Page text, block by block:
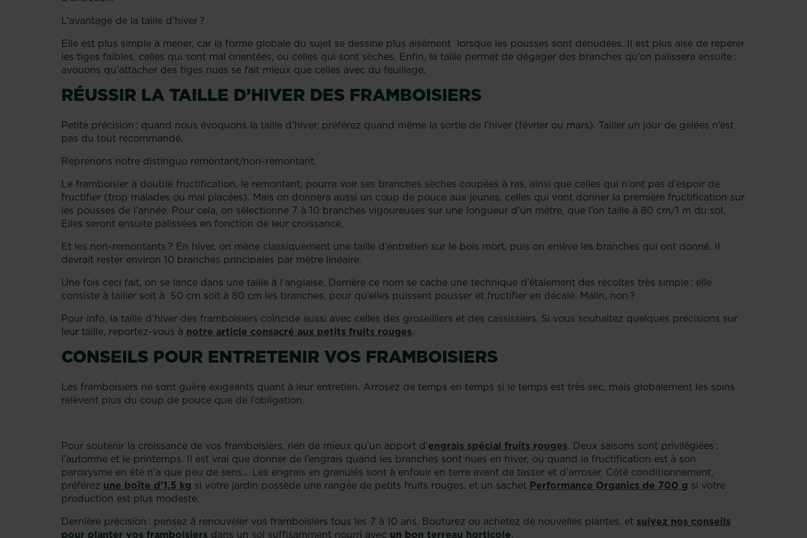
L’avantage de la taille d’hiver ?
Elle est plus simple à mener, car la forme globale du sujet se dessine plus aisément lorsque les pousses sont dénudées. Il est plus aisé de repérer
les tiges faibles, celles qui sont mal orientées, ou celles qui sont sèches. Enfin, la taille permet de dégager des branches qu’on palissera ensuite :
avouons qu’attacher des tiges nues se fait mieux que celles avec du feuillage.
RÉUSSIR LA TAILLE D’HIVER DES FRAMBOISIERS
Petite précision : quand nous évoquons la taille d’hiver, préférez quand même la sortie de l’hiver (février ou mars). Tailler un jour de gelées n’est
pas du tout recommandé.
Reprenons notre distinguo remontant/non-remontant.
Le framboisier à double fructification, le remontant, pourra voir ses branches sèches coupées à ras, ainsi que celles qui n’ont pas d’espoir de
fructifier (trop malades ou mal placées). Mais on donnera aussi un coup de pouce aux jeunes, celles qui vont donner la première fructification sur
les pousses de l’année. Pour cela, on sélectionne 7 à 10 branches vigoureuses sur une longueur d’un mètre, que l’on taille à 80 cm/1 m du sol.
Elles seront ensuite palissées en fonction de leur croissance.
Et les non-remontants ? En hiver, on mène classiquement une taille d’entretien sur le bois mort, puis on enlève les branches qui ont donné. Il
devrait rester environ 10 branches principales par mètre linéaire.
Une fois ceci fait, on se lance dans une taille à l’anglaise. Derrière ce nom se cache une technique d’étalement des récoltes très simple : elle
consiste à tailler soit à 50 cm soit à 80 cm les branches, pour qu’elles puissent pousser et fructifier en décalé. Malin, non ?
Pour info, la taille d’hiver des framboisiers coïncide aussi avec celles des groseilliers et des cassissiers. Si vous souhaitez quelques précisions sur
leur taille, reportez-vous à notre article consacré aux petits fruits rouges.
CONSEILS POUR ENTRETENIR VOS FRAMBOISIERS
Les framboisiers ne sont guère exigeants quant à leur entretien. Arrosez de temps en temps si le temps est très sec, mais globalement les soins
relèvent plus du coup de pouce que de l’obligation.
Pour soutenir la croissance de vos framboisiers, rien de mieux qu’un apport d’engrais spécial fruits rouges. Deux saisons sont privilégiées :
l’automne et le printemps. Il est vrai que donner de l’engrais quand les branches sont nues en hiver, ou quand la fructification est à son
paroxysme en été n’a que peu de sens… Les engrais en granulés sont à enfouir en terre avant de tasser et d’arroser. Côté conditionnement,
préférez une boîte d’1,5 kg si votre jardin possède une rangée de petits fruits rouges, et un sachet Performance Organics de 700 g si votre
production est plus modeste.
Dernière précision : pensez à renouveler vos framboisiers tous les 7 à 10 ans. Bouturez ou achetez de nouvelles plantes, et suivez nos conseils
pour planter vos framboisiers dans un sol suffisamment nourri avec un bon terreau horticole.